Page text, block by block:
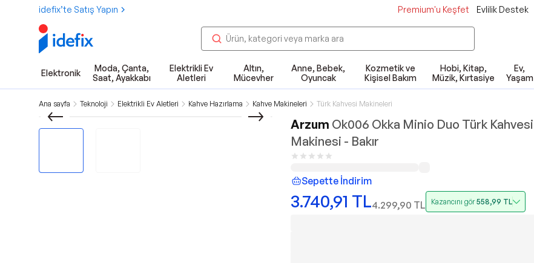
idefix’te Satış Yapın Premium'u Keşfet Evlilik Destek
Elektronik
Moda, Çanta,
Saat, Ayakkabı
Elektrikli Ev
Aletleri
Altın,
Mücevher
Anne, Bebek,
Oyuncak
Kozmetik ve
Kişisel Bakım
Hobi, Kitap,
Müzik, Kırtasiye
Ev,
Yaşam
Ana sayfa Teknoloji Elektrikli Ev Aletleri Kahve Hazırlama Kahve Makineleri Türk Kahvesi Makineleri
Arzum Ok006 Okka Minio Duo Türk Kahvesi
Makinesi - Bakır
Sepette İndirim
3.740,91 TL4.299,90 TL Kazancını gör558,99 TL